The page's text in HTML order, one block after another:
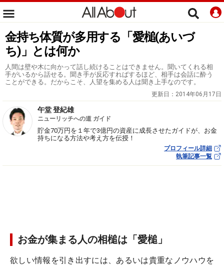
金持ち体質が多用する「愛槌(あいづ
ち)」とは何か
人間は壁や木に向かって話し続けることはできません。聞いてくれる相
手がいるから話せる。聞き手が反応すればするほど、相手は会話に酔う
ことができる。だからこそ、人望を集める人は聞き上手なのです。
更新日： 2014年06月17日
午堂 登紀雄
ニューリッチへの道 ガイド
貯金70万円を１年で3億円の資産に成長させたガイドが、お金
持ちになる方法や考え方を伝授！
プロフィール詳細
執筆記事一覧
お金が集まる人の相槌は「愛槌」
欲しい情報を引き出すには、あるいは貴重なノウハウを